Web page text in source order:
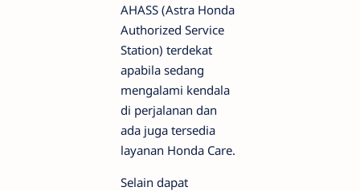
AHASS (Astra Honda
Authorized Service
Station) terdekat
apabila sedang
mengalami kendala
di perjalanan dan
ada juga tersedia
layanan Honda Care.
Selain dapat